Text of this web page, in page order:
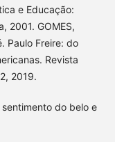
e Educação:
2001. GOMES,
Paulo Freire: do
Revista
2019.
do belo e